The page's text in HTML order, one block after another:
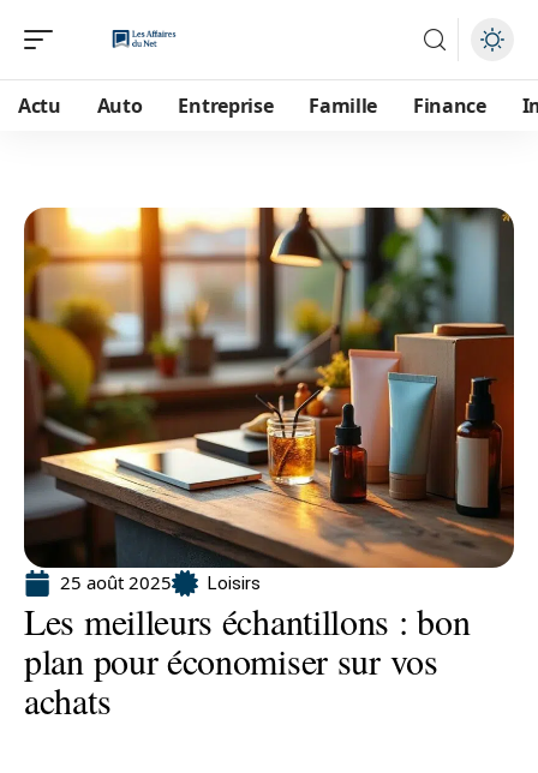
Actu Auto Entreprise Famille Finance
25 août 2025 Loisirs
Les meilleurs échantillons : bon
plan pour économiser sur vos
achats